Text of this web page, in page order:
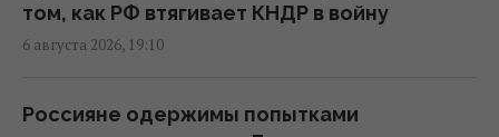
Перевод денег на карту становится
банки
том, как РФ втягивает КНДР в войну
6 августа 2026, 19:10
Россияне одержимы попытками